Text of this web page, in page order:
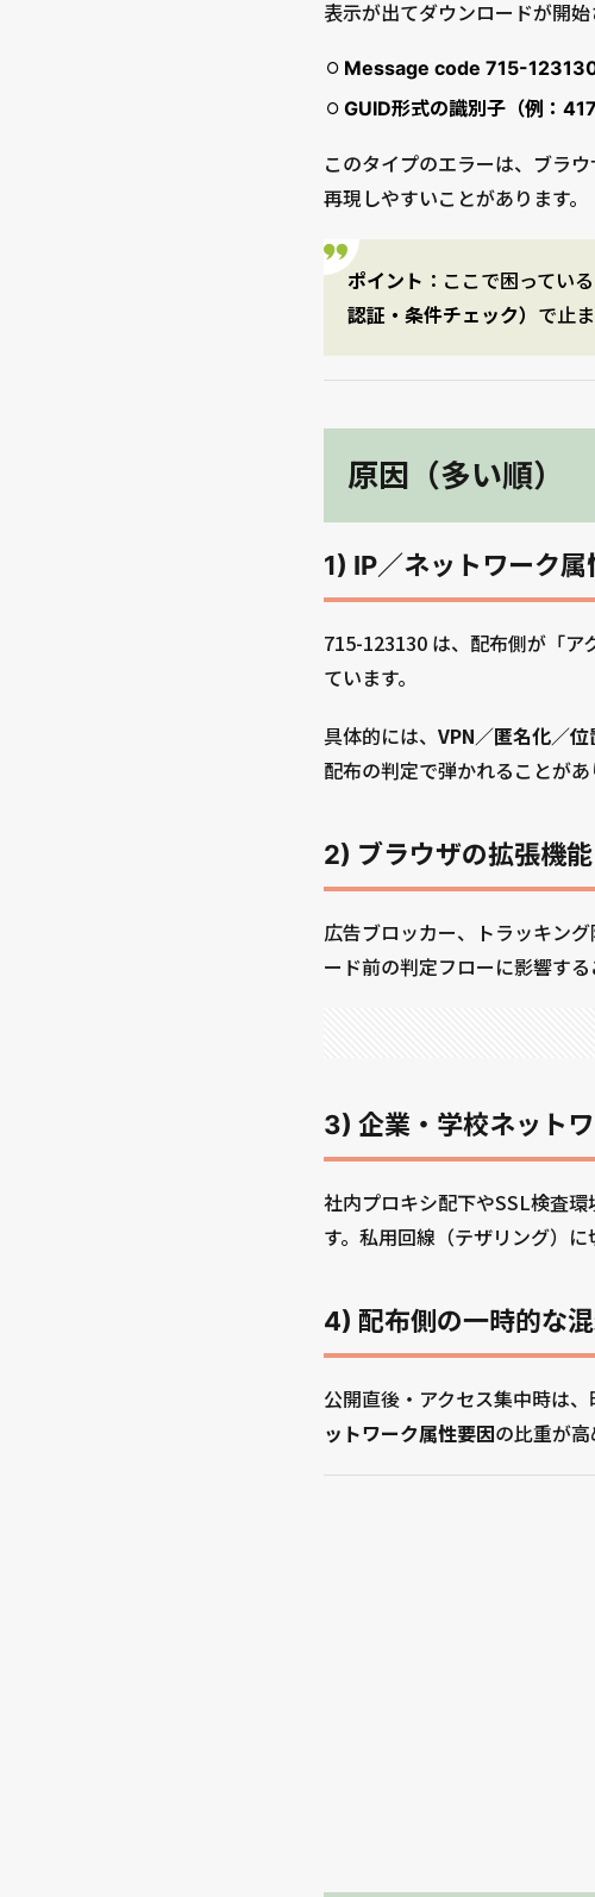
表示が出てダウンロードが開始
Message code 715-
GUID形式の識別子（例：
このタイプのエラーは、ブラ
再現しやすいことがあります。
ポイント ：ここで困ってい
認証・条件チェック） で止
原因（多い順）
1) IP／ネットワーク属
715-123130 は、配布側が「ア
ています。
具体的には、 VPN／匿名化／
配布の判定で弾かれることがあ
2) ブラウザの拡張機
広告ブロッカー、トラッキン
ード前の判定フローに影響する
3) 企業・学校ネット
社内プロキシ配下やSSL検査
す。私用回線（テザリング）
4) 配布側の一時的な
公開直後・アクセス集中時は
ットワーク属性要因の比重が高